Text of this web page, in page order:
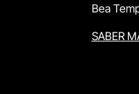
Bea
SABER